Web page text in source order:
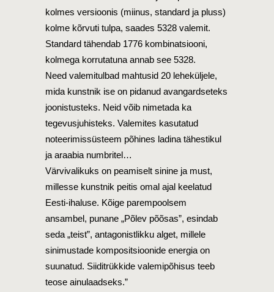
kolmes versioonis (miinus, standard ja pluss)
kolme kõrvuti tulpa, saades 5328 valemit.
Standard tähendab 1776 kombinatsiooni,
kolmega korrutatuna annab see 5328.
Need valemitulbad mahtusid 20 leheküljele,
mida kunstnik ise on pidanud avangardseteks
joonistusteks. Neid võib nimetada ka
tegevusjuhisteks. Valemites kasutatud
noteerimissüsteem põhines ladina tähestikul
ja araabia numbritel…
Värvivalikuks on peamiselt sinine ja must,
millesse kunstnik peitis omal ajal keelatud
Eesti-ihaluse. Kõige parempoolsem
ansambel, punane „Põlev põõsas”, esindab
seda „teist”, antagonistlikku alget, millele
sinimustade kompositsioonide energia on
suunatud. Siiditrükkide valemipõhisus teeb
teose ainulaadseks.”